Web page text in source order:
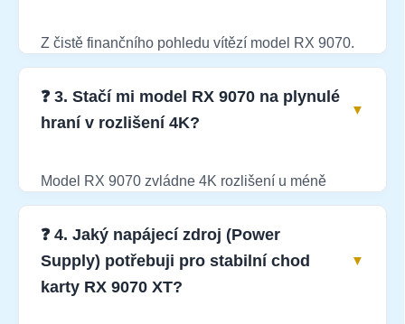
Z čistě finančního pohledu vítězí model RX 9070.
Její cena je na trhu výrazně nižší, přičemž ztráta
výkonu oproti edici XT není tak dramatická. Pokud
máte pevně stanovený rozpočet a chcete ušetřit
❓ 3. Stačí mi model RX 9070 na plynulé
hraní v rozlišení 4K?
Model RX 9070 zvládne 4K rozlišení u méně
náročných nebo skvěle optimalizovaných titulů. U
nejnovějších her roku 2026 už ale budete muset
snižovat detaily z předvolby Ultra na Medium. Pro
nekompromisní 4K hraní doporučujeme zvolit
silnější edici RX 9070 XT.
❓ 4. Jaký napájecí zdroj (Power
Supply) potřebuji pro stabilní chod
karty RX 9070 XT?